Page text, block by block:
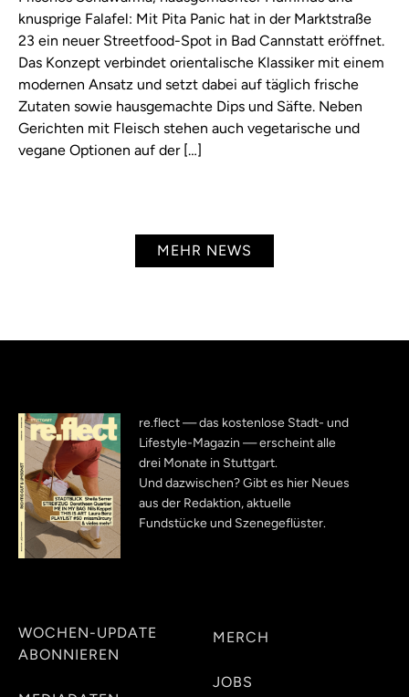
knusprige Falafel: Mit Pita Panic hat in der Marktstraße
23 ein neuer Streetfood-Spot in Bad Cannstatt eröffnet.
Das Konzept verbindet orientalische Klassiker mit einem
modernen Ansatz und setzt dabei auf täglich frische
Zutaten sowie hausgemachte Dips und Säfte. Neben
Gerichten mit Fleisch stehen auch vegetarische und
vegane Optionen auf der […]
MEHR NEWS
re.flect — das kostenlose Stadt- und
Lifestyle-Magazin — erscheint alle
drei Monate in Stuttgart.
Und dazwischen? Gibt es hier Neues
aus der Redaktion, aktuelle
Fundstücke und Szenegeflüster.
WOCHEN-UPDATE
ABONNIEREN
MERCH
JOBS